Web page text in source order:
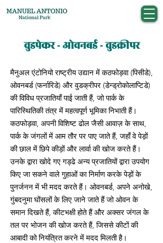
वुडपेकर - ओवनबर्ड - वुडक्रीपर
मैनुअल एंटोनियो राष्ट्रीय उद्यान में कठफोड़वा (पिसीडे),
ओवनबर्ड (फर्नारिडे) और वुडक्रीपर (डेन्ड्रोकोलाप्टिडे)
की विविध प्रजातियाँ पाई जाती हैं, जो पार्क के
पारिस्थितिकी तंत्र में महत्वपूर्ण भूमिका निभाती हैं।
कठफोड़वा, अपनी विशिष्ट ढोल जैसी आवाज़ के साथ,
पार्क के जंगलों में आम तौर पर पाए जाते हैं, जहाँ वे पेड़ों
की छाल में छिपे कीड़ों और लार्वा की खोज करते हैं।
उनके द्वारा खोदे गए गड्ढे अन्य प्रजातियों द्वारा उपयोग
किए जा सकने वाले गुहाओं का निर्माण करके पेड़ों के
पुनर्जनन में भी मदद करते हैं। ओवनबर्ड, अपने अनोखे,
गुंबदनुमा घोंसलों के लिए जाने जाते हैं जो ओवन के
समान दिखते हैं, कीटभक्षी होते हैं और अक्सर जंगल के
तल पर भोजन की खोज करते हैं, जिससे कीटों की
आबादी को नियंत्रित करने में मदद मिलती है।